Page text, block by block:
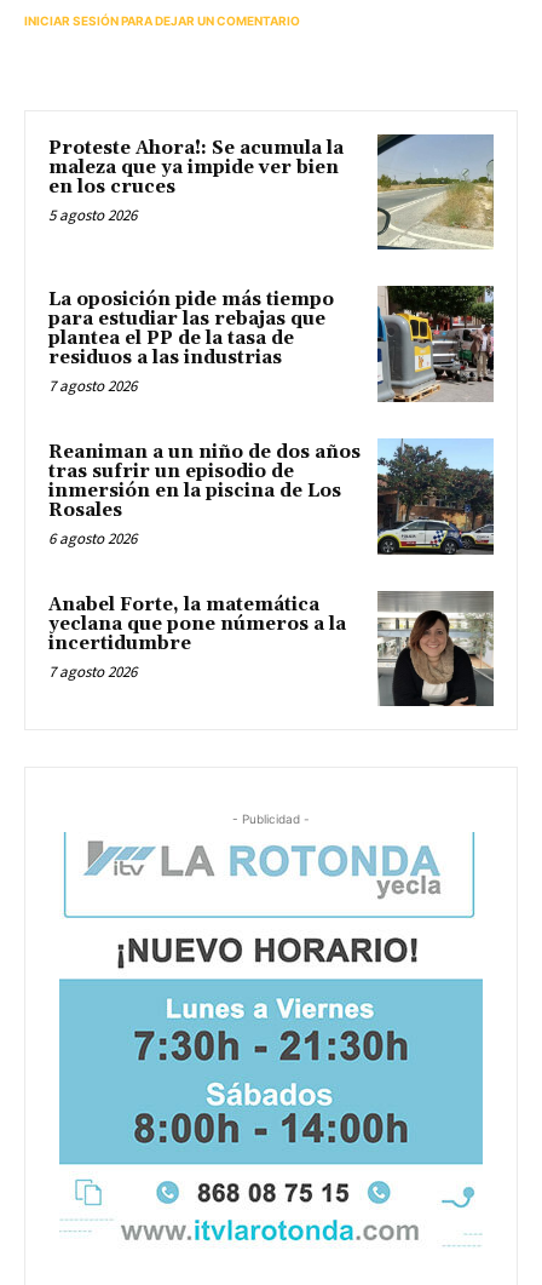
INICIAR SESIÓN PARA DEJAR UN COMENTARIO
Proteste Ahora!: Se acumula la
maleza que ya impide ver bien
en los cruces
5 agosto 2026
La oposición pide más tiempo
para estudiar las rebajas que
plantea el PP de la tasa de
residuos a las industrias
7 agosto 2026
Reaniman a un niño de dos años
tras sufrir un episodio de
inmersión en la piscina de Los
Rosales
6 agosto 2026
Anabel Forte, la matemática
yeclana que pone números a la
incertidumbre
7 agosto 2026
- Publicidad -